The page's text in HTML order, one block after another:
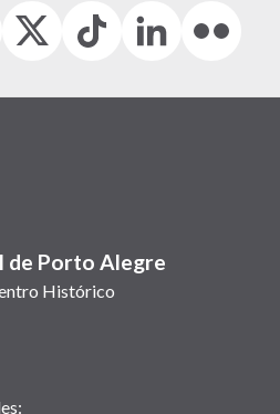
(Antigo
(link
Tiktok
(link
em
LinkedIn
(link
em
(link
em
de Porto Alegre
Histórico